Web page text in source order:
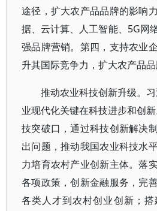
途径，扩大农产品品牌的影响
据、云计算、人工智能、5G网
强品牌营销。第四，支持农业
升其国际竞争力，扩大农产品品
推动农业科技创新升级。
业现代化关键在科技进步和创
技突破口，通过科技创新解决
出问题，推动我国农业科技水
力培育农村产业创新主体。落
各项政策，创新金融服务，完
各类人才到农村创业创新；